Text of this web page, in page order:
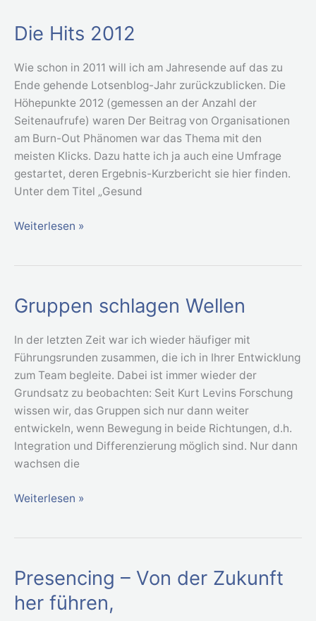
Die Hits 2012
Wie schon in 2011 will ich am Jahresende auf das zu
Ende gehende Lotsenblog-Jahr zurückzublicken. Die
Höhepunkte 2012 (gemessen an der Anzahl der
Seitenaufrufe) waren Der Beitrag von Organisationen
am Burn-Out Phänomen war das Thema mit den
meisten Klicks. Dazu hatte ich ja auch eine Umfrage
gestartet, deren Ergebnis-Kurzbericht sie hier finden.
Unter dem Titel „Gesund
Die
2012
Weiterlesen »
Gruppen schlagen Wellen
In der letzten Zeit war ich wieder häufiger mit
Führungsrunden zusammen, die ich in Ihrer Entwicklung
zum Team begleite. Dabei ist immer wieder der
Grundsatz zu beobachten: Seit Kurt Levins Forschung
wissen wir, das Gruppen sich nur dann weiter
entwickeln, wenn Bewegung in beide Richtungen, d.h.
Integration und Differenzierung möglich sind. Nur dann
wachsen die
Gruppen
schlagen
Wellen
Weiterlesen »
Presencing – Von der Zukunft
her führen,
Presencing
Von